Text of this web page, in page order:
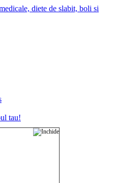
diete de slabit, boli si
tau!